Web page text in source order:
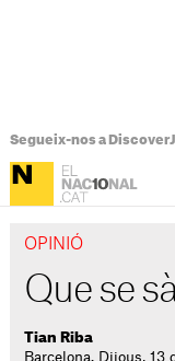
Segueix-nos a Discover
OPINIÓ
Que se
Tian Riba
Barcelona. Dijous, 13